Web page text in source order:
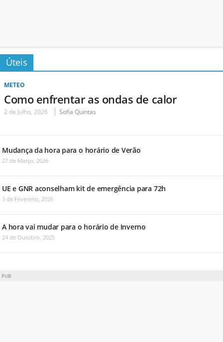
Úteis
METEO
Como enfrentar as ondas de calor
2 de Julho, 2026 Sofia Quintas
Mudança da hora para o horário de Verão
27 de Março, 2026
UE e GNR aconselham kit de emergência para 72h
3 de Fevereiro, 2026
A hora vai mudar para o horário de Inverno
24 de Outubro, 2025
PUB